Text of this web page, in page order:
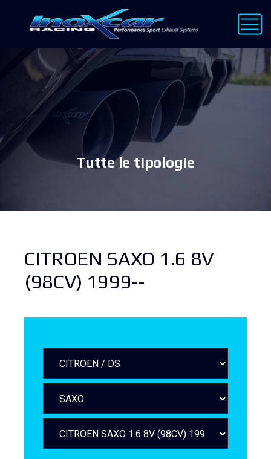
Tutte le tipologie
CITROEN SAXO 1.6 8V
(98CV) 1999--